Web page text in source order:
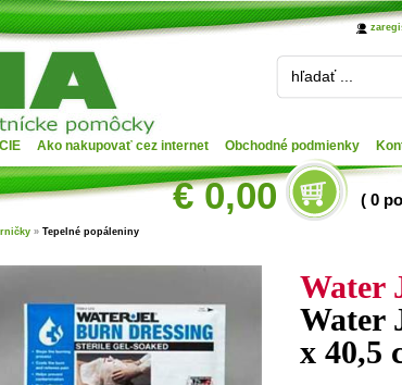
Ako nakupovať cez internet Obchodné podmienky
€ 0,00 ( 0
hľadať ...
» Tepelné popáleniny
Water
Water
x 40,5